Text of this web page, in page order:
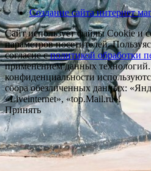
Создание сайта интернет
Сайт использует файлы Cookie и
параметров посетителей.
согласие сполитикой обработки
применением данных
конфиденциальности
сбора обезличенных данных:
«Liveinternet», «top.Mail.ru».
Принять